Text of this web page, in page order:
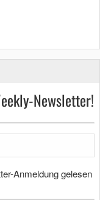
Newsletter!
Anmeldung gelesen